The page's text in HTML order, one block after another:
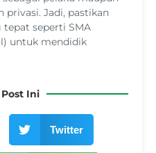
privasi. Jadi, pastikan
seperti SMA
untuk mendidik
Ini
Twitter